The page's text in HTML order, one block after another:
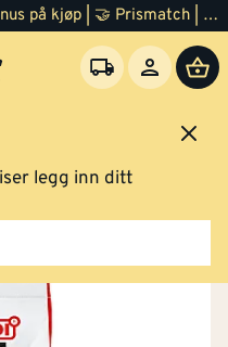
🚚 Fri frakt over 20 000 kr | 💰 Bonus på kjøp | 🤝 Prismatch | ⭐ 100% fornøyd garanti | 🏪 140 byggevarehus
legg inn ditt